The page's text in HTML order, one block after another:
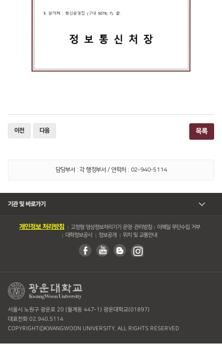
이전 다음 목록
담당부서 : 각 행정부서 / 연락처 : 02-940-5114
기관 및 바로가기
개인정보 처리방침 고정형 영상정보처리기기 운영・관리방침
이메일 무단수집 거부
대학정보공시
정보공개 위치 및 교통안내
서울시 노원구 광운로 20 (월계동 447-1) 광운대학교(01897)
대표전화 02.940.5114
COPYRIGHTⓒKWANGWOON UNIVERSITY. ALL RIGHTS RESERVED